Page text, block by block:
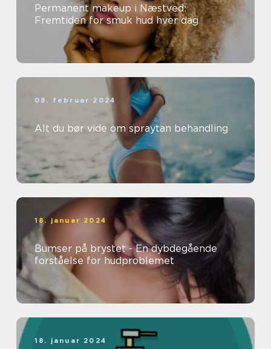
Permanent makeup i Næstved:
Fremtiden for smuk hud hver dag
08. februar 2024
Alt du bør vide om spraytan behandling
18. januar 2024
Bumser på brystet - En dybdegående
forståelse for hudproblemet
18. januar 2024